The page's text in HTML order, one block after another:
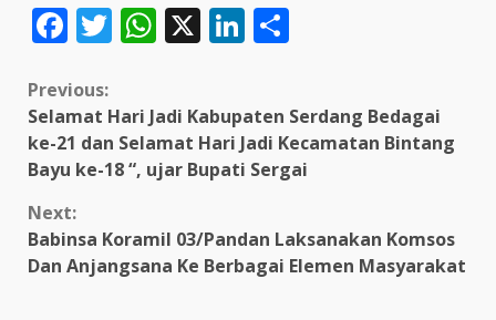
Facebook
Twitter
WhatsApp
X LinkedIn
Continue
Reading
Previous:
Selamat Hari Jadi Kabupaten Serdang Bedagai
ke-21 dan Selamat Hari Jadi Kecamatan Bintang
Bayu ke-18 “, ujar Bupati Sergai
Next:
Babinsa Koramil 03/Pandan Laksanakan Komsos
Dan Anjangsana Ke Berbagai Elemen Masyarakat